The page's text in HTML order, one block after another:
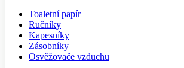
Toaletní papír
Ručníky
Kapesníky
Zásobníky
Osvěžovače vzduchu